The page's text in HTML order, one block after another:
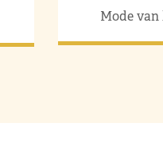
Mode